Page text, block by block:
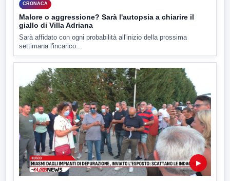
CRONACA
Malore o aggressione? Sarà l'autopsia a chiarire il
giallo di Villa Adriana
Sarà affidato con ogni probabilità all'inizio della prossima
settimana l'incarico...
▶